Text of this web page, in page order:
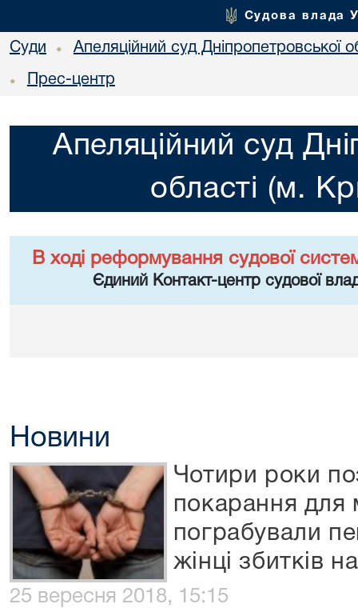
Судова влада
Суди • Апеляційний суд Дніпропетровської
• Прес-центр
Апеляційний суд
області (м.
В ході реформування судової
Єдиний Контакт-центр судової
Новини
Чотири роки
покарання для
пограбували
жінці збитків
25 вересня 2018, 15:15